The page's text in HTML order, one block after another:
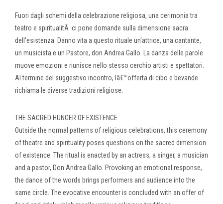
Fuori dagli schemi della celebrazione religiosa, una cerimonia tra
teatro e spiritualitÃ ci pone domande sulla dimensione sacra
dell'esistenza. Danno vita a questo rituale un'attrice, una cantante,
un musicista e un Pastore, don Andrea Gallo. La danza delle parole
muove emozioni e riunisce nello stesso cerchio artisti e spettatori.
Al termine del suggestivo incontro, lâ€™offerta di cibo e bevande
richiama le diverse tradizioni religiose.
THE SACRED HUNGER OF EXISTENCE
Outside the normal patterns of religious celebrations, this ceremony
of theatre and spirituality poses questions on the sacred dimension
of existence. The ritual is enacted by an actress, a singer, a musician
and a pastor, Don Andrea Gallo. Provoking an emotional response,
the dance of the words brings performers and audience into the
same circle. The evocative encounter is concluded with an offer of